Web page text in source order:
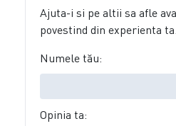
Ajuta-i si pe altii sa afle
povestind din experienta ta.
Numele tău:
Opinia ta: